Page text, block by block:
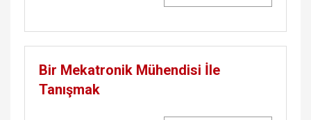
Bir Mekatronik Mühendisi İle
Tanışmak